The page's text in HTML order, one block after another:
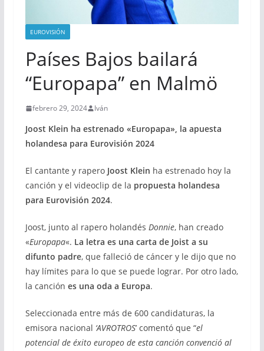
EUROVISIÓN
Países Bajos bailará
“Europapa” en Malmö
febrero 29, 2024 Iván
Joost Klein ha estrenado «Europapa», la apuesta
holandesa para Eurovisión 2024
El cantante y rapero Joost Klein ha estrenado hoy la
canción y el videoclip de la propuesta holandesa
para Eurovisión 2024.
Joost, junto al rapero holandés Donnie, han creado
«Europapa«. La letra es una carta de Joist a su
difunto padre, que falleció de cáncer y le dijo que no
hay límites para lo que se puede lograr. Por otro lado,
la canción es una oda a Europa.
Seleccionada entre más de 600 candidaturas, la
emisora nacional ‘AVROTROS’ comentó que “el
potencial de éxito europeo de esta canción convenció al